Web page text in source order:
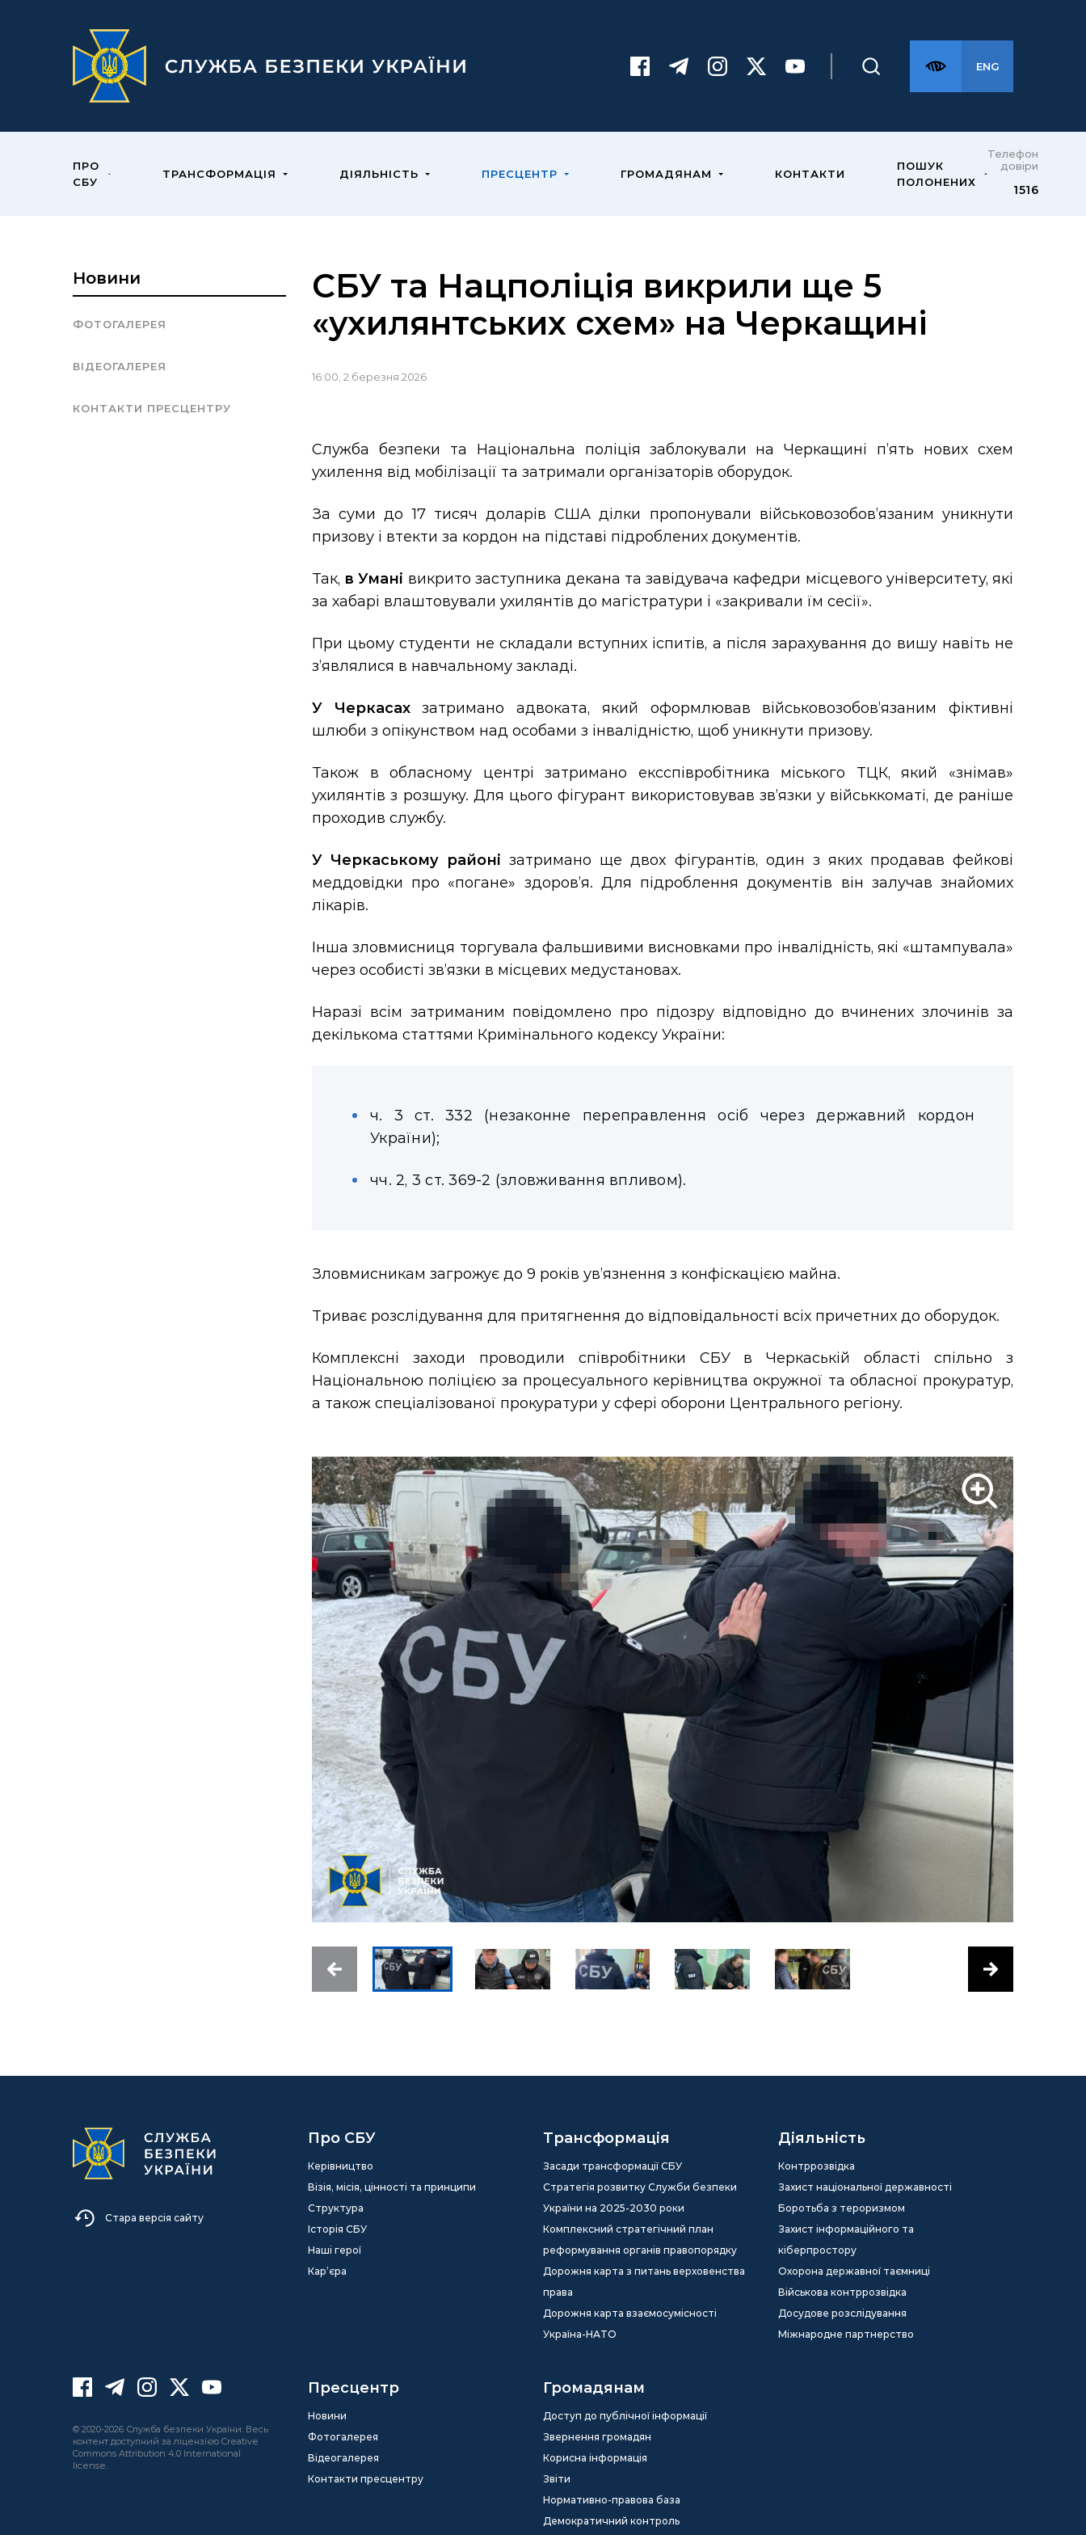
ENG
ПРО
СБУ
ТРАНСФОРМАЦІЯ ДІЯЛЬНІСТЬ ПРЕСЦЕНТР ГРОМАДЯНАМ КОНТАКТИ
ПОШУК
ПОЛОНЕНИХ
Телефон
довіри
1516
Новини
ФОТОГАЛЕРЕЯ
ВІДЕОГАЛЕРЕЯ
КОНТАКТИ ПРЕСЦЕНТРУ
СБУ та Нацполіція викрили ще 5
«ухилянтських схем» на Черкащині
16:00, 2 березня 2026
Служба безпеки та Національна поліція заблокували на Черкащині п’ять нових схем
ухилення від мобілізації та затримали організаторів оборудок.
За суми до 17 тисяч доларів США ділки пропонували військовозобов’язаним уникнути
призову і втекти за кордон на підставі підроблених документів.
Так, в Умані викрито заступника декана та завідувача кафедри місцевого університету, які
за хабарі влаштовували ухилянтів до магістратури і «закривали їм сесії».
При цьому студенти не складали вступних іспитів, а після зарахування до вишу навіть не
з’являлися в навчальному закладі.
У Черкасахзатримано адвоката, який оформлював військовозобов’язаним фіктивні
шлюби з опікунством над особами з інвалідністю, щоб уникнути призову.
Також в обласному центрі затримано ексспівробітника міського ТЦК, який «знімав»
ухилянтів з розшуку. Для цього фігурант використовував зв’язки у військкоматі, де раніше
проходив службу.
У Черкаському районі затримано ще двох фігурантів, один з яких продавав фейкові
меддовідки про «погане» здоров’я. Для підроблення документів він залучав знайомих
лікарів.
Інша зловмисниця торгувала фальшивими висновками про інвалідність, які «штампувала»
через особисті зв’язки в місцевих медустановах.
Наразі всім затриманим повідомлено про підозру відповідно до вчинених злочинів за
декількома статтями Кримінального кодексу України:
ч. 3 ст. 332 (незаконне переправлення осіб через державний кордон
України);
чч. 2, 3 ст. 369-2 (зловживання впливом).
Зловмисникам загрожує до 9 років ув’язнення з конфіскацією майна.
Триває розслідування для притягнення до відповідальності всіх причетних до оборудок.
Комплексні заходи проводили співробітники СБУ в Черкаській області спільно з
Національною поліцією за процесуального керівництва окружної та обласної прокуратур,
а також спеціалізованої прокуратури у сфері оборони Центрального регіону.
Стара версія сайту
Про СБУ
Керівництво
Візія, місія, цінності та принципи
Структура
Історія СБУ
Наші герої
Кар’єра
Трансформація
Засади трансформації СБУ
Стратегія розвитку Служби безпеки
України на 2025-2030 роки
Комплексний стратегічний план
реформування органів правопорядку
Дорожня карта з питань верховенства
права
Дорожня карта взаємосумісності
Україна-НАТО
Діяльність
Контррозвідка
Захист національної державності
Боротьба з тероризмом
Захист інформаційного та
кіберпростору
Охорона державної таємниці
Військова контррозвідка
Досудове розслідування
Міжнародне партнерство
Пресцентр
Новини
Фотогалерея
Відеогалерея
Контакти пресцентру
Громадянам
Доступ до публічної інформації
Звернення громадян
Корисна інформація
Звіти
Нормативно-правова база
Демократичний контроль
© 2020-2026 Служба безпеки України. Весь
контент доступний за ліцензією Creative
Commons Attribution 4.0 International
license.